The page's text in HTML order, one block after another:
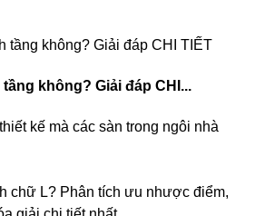
không? Giải đáp CHI...
kế mà các sàn trong ngôi nhà